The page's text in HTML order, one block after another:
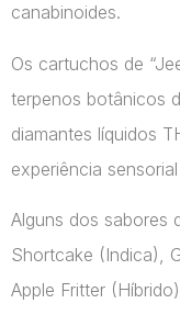
canabinoides.
Os cartuchos de
terpenos botânicos
diamantes líquidos
experiência
Alguns dos sabores
Shortcake (Indica),
Apple Fritter